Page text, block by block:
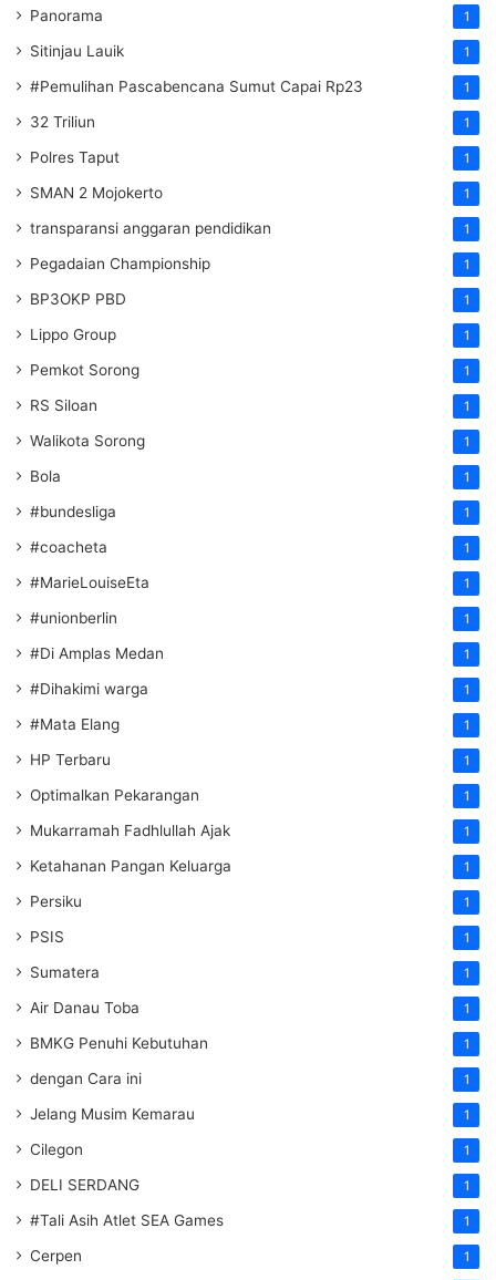
Panorama 1
Sitinjau Lauik 1
#Pemulihan Pascabencana Sumut Capai Rp23 1
32 Triliun 1
Polres Taput 1
SMAN 2 Mojokerto 1
transparansi anggaran pendidikan 1
Pegadaian Championship 1
BP3OKP PBD 1
Lippo Group 1
Pemkot Sorong 1
RS Siloan 1
Walikota Sorong 1
Bola 1
#bundesliga 1
#coacheta 1
#MarieLouiseEta 1
#unionberlin 1
#Di Amplas Medan 1
#Dihakimi warga 1
#Mata Elang 1
HP Terbaru 1
Optimalkan Pekarangan 1
Mukarramah Fadhlullah Ajak 1
Ketahanan Pangan Keluarga 1
Persiku 1
PSIS 1
Sumatera 1
Air Danau Toba 1
BMKG Penuhi Kebutuhan 1
dengan Cara ini 1
Jelang Musim Kemarau 1
Cilegon 1
DELI SERDANG 1
#Tali Asih Atlet SEA Games 1
Cerpen 1